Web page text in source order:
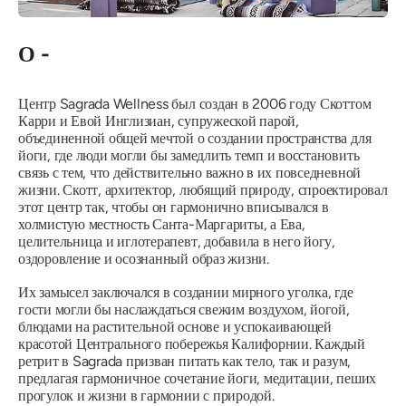
О -
Центр Sagrada Wellness был создан в 2006 году Скоттом
Карри и Евой Инглизиан, супружеской парой,
объединенной общей мечтой о создании пространства для
йоги, где люди могли бы замедлить темп и восстановить
связь с тем, что действительно важно в их повседневной
жизни. Скотт, архитектор, любящий природу, спроектировал
этот центр так, чтобы он гармонично вписывался в
холмистую местность Санта-Маргариты, а Ева,
целительница и иглотерапевт, добавила в него йогу,
оздоровление и осознанный образ жизни.
Их замысел заключался в создании мирного уголка, где
гости могли бы наслаждаться свежим воздухом, йогой,
блюдами на растительной основе и успокаивающей
красотой Центрального побережья Калифорнии. Каждый
ретрит в Sagrada призван питать как тело, так и разум,
предлагая гармоничное сочетание йоги, медитации, пеших
прогулок и жизни в гармонии с природой.